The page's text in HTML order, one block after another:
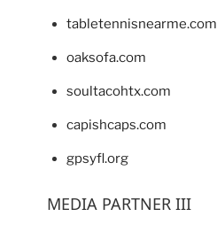
tabletennisnearme.com
oaksofa.com
soultacohtx.com
capishcaps.com
gpsyfl.org
MEDIA PARTNER III